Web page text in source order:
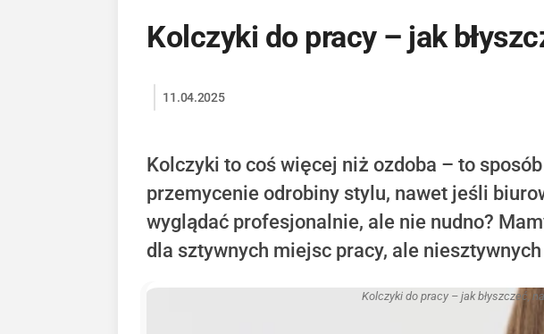
Kolczyki do pracy – jak
11.04.2025
Kolczyki to coś więcej niż ozdoba – to
przemycenie odrobiny stylu, nawet jeśli
wyglądać profesjonalnie, ale nie nudno?
dla sztywnych miejsc pracy, ale
Kolczyki do pracy – jak błyszczeć,